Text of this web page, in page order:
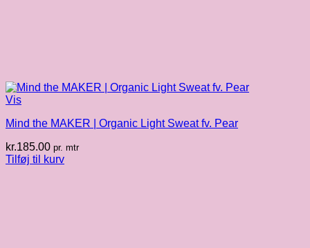
Vis
Mind the MAKER | Organic Light Sweat fv. Pear
kr.185.00 pr. mtr
Tilføj til kurv